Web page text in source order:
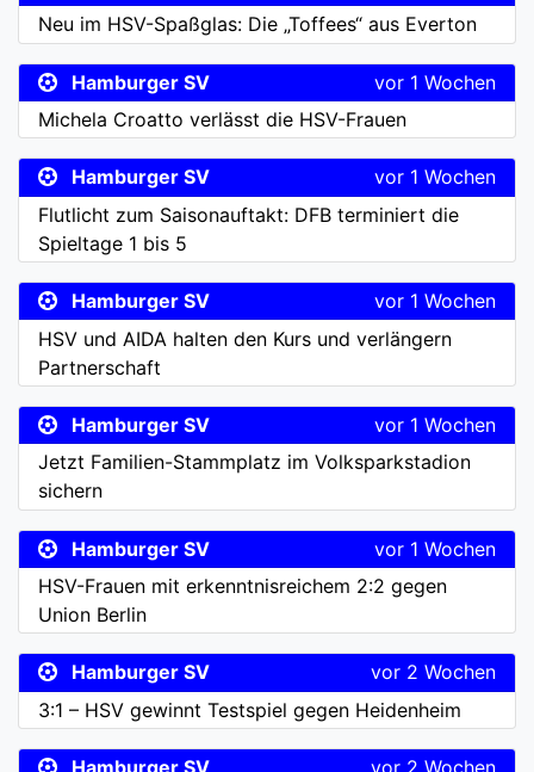
Neu im HSV-Spaßglas: Die „Toffees“ aus Everton
Hamburger SV
vor 1 Wochen
Michela Croatto verlässt die HSV-Frauen
Hamburger SV
vor 1 Wochen
Flutlicht zum Saisonauftakt: DFB terminiert die
Spieltage 1 bis 5
Hamburger SV
vor 1 Wochen
HSV und AIDA halten den Kurs und verlängern
Partnerschaft
Hamburger SV
vor 1 Wochen
Jetzt Familien-Stammplatz im Volksparkstadion
sichern
Hamburger SV
vor 1 Wochen
HSV-Frauen mit erkenntnisreichem 2:2 gegen
Union Berlin
Hamburger SV
vor 2 Wochen
3:1 – HSV gewinnt Testspiel gegen Heidenheim